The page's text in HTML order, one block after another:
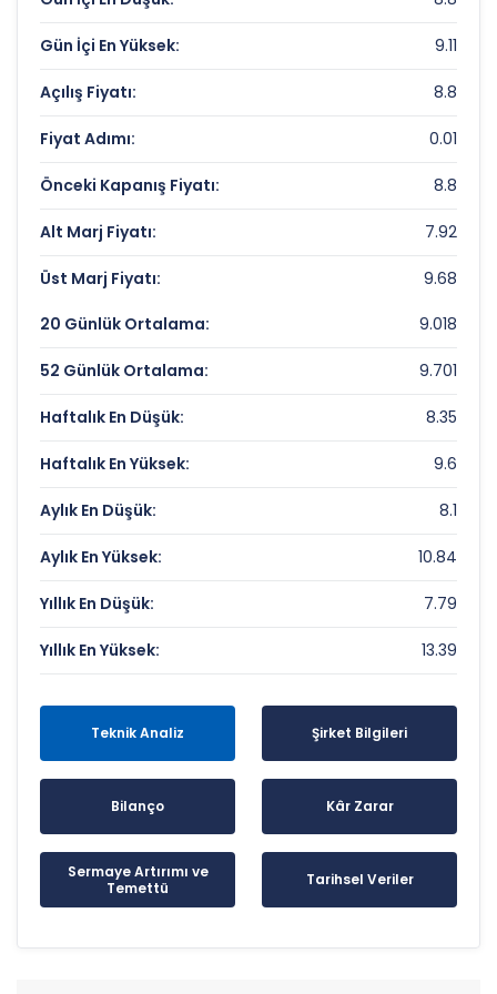
IZDEMIR ENERJI Rekorlar ve Önemli
Seviyeler
Bugün Gördüğü En Yüksek Fiyat:
9.11 TL
Son 1 Yılın Zirvesi:
Son 1 Yılın Dibi:
7.79 TL
Gün İçi En Yüksek: 9.11
Açılış Fiyatı: 8.8
Fiyat Adımı: 0.01
Önceki Kapanış Fiyatı: 8.8
Alt Marj Fiyatı: 7.92
Üst Marj Fiyatı: 9.68
20 Günlük Ortalama: 9.018
52 Günlük Ortalama: 9.701
Haftalık En Düşük: 8.35
Haftalık En Yüksek: 9.6
Aylık En Düşük: 8.1
Aylık En Yüksek: 10.84
Yıllık En Düşük: 7.79
Yıllık En Yüksek: 13.39
Teknik Analiz Şirket Bilgileri
Bilanço Kâr Zarar
Sermaye Artırımı ve
Temettü
Tarihsel Veriler